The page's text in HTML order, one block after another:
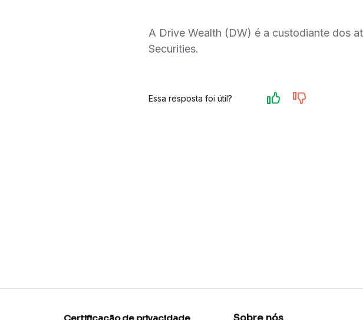
A Drive Wealth (DW) é a custodiante dos
Securities.
Essa resposta foi útil?